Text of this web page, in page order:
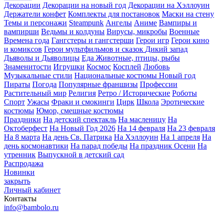
Декорации Декорации на новый год Декорации на Хэллоуин
Держатели конфет Комплекты для постановок Маски на стену
Темы и персонажи Steampunk Ангелы Аниме Вампиры и
вампирши Ведьмы и колдуны Вирусы, микробы Военные
Времена года Гангстеры и гангстерши Герои игр Герои кино
и комиксов Герои мультфильмов и сказок Дикий запад
Дьяволы и Дьяволицы Еда Животные, птицы, рыбы
Знаменитости Игрушки Космос Косплей Любовь
Музыкальные стили Национальные костюмы Новый год
Пираты Погода Популярные франшизы Профессии
Растительный мир Религия Ретро / Исторические Роботы
Спорт Ужасы Фраки и смокинги Цирк Школа Эротические
костюмы Юмор, смешные костюмы
Праздники На детский спектакль На масленицу На
Октоберфест На Новый Год 2026 На 14 февраля На 23 февраля
На 8 марта На день Св. Патрика На Хэллоуин На 1 апреля На
день космонавтики На парад победы На праздник Осени На
утренник Выпускной в детский сад
Распродажа
Новинки
закрыть
Личный кабинет
Контакты
info@bambolo.ru